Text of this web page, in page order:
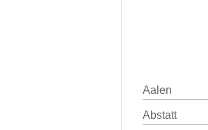
Aalen
Abstatt